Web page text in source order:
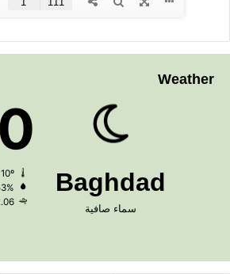
Weather
Baghdad
سماء صافية
2.06